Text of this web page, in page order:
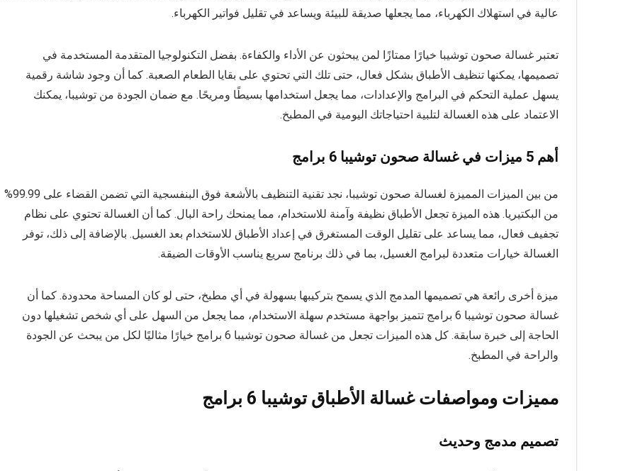
عالية في استهلاك الكهرباء، مما يجعلها صديقة للبيئة ويساعد في تقليل فواتير الكهرباء.
تعتبر غسالة صحون توشيبا خيارًا ممتازًا لمن يبحثون عن الأداء والكفاءة. بفضل التكنولوجيا المتقدمة المستخدمة في
تصميمها، يمكنها تنظيف الأطباق بشكل فعال، حتى تلك التي تحتوي على بقايا الطعام الصعبة. كما أن وجود شاشة رقمية
يسهل عملية التحكم في البرامج والإعدادات، مما يجعل استخدامها بسيطًا ومريحًا. مع ضمان الجودة من توشيبا، يمكنك
الاعتماد على هذه الغسالة لتلبية احتياجاتك اليومية في المطبخ.
أهم 5 ميزات في غسالة صحون توشيبا 6 برامج
من بين الميزات المميزة لغسالة صحون توشيبا، نجد تقنية التنظيف بالأشعة فوق البنفسجية التي تضمن القضاء على 99.99%
من البكتيريا. هذه الميزة تجعل الأطباق نظيفة وآمنة للاستخدام، مما يمنحك راحة البال. كما أن الغسالة تحتوي على نظام
تجفيف فعال، مما يساعد على تقليل الوقت المستغرق في إعداد الأطباق للاستخدام بعد الغسيل. بالإضافة إلى ذلك، توفر
الغسالة خيارات متعددة لبرامج الغسيل، بما في ذلك برنامج سريع يناسب الأوقات الضيقة.
ميزة أخرى رائعة هي تصميمها المدمج الذي يسمح بتركيبها بسهولة في أي مطبخ، حتى لو كان المساحة محدودة. كما أن
غسالة صحون توشيبا 6 برامج تتميز بواجهة مستخدم سهلة الاستخدام، مما يجعل من السهل على أي شخص تشغيلها دون
الحاجة إلى خبرة سابقة. كل هذه الميزات تجعل من غسالة صحون توشيبا 6 برامج خيارًا مثاليًا لكل من يبحث عن الجودة
والراحة في المطبخ.
مميزات ومواصفات غسالة الأطباق توشيبا 6 برامج
تصميم مدمج وحديث